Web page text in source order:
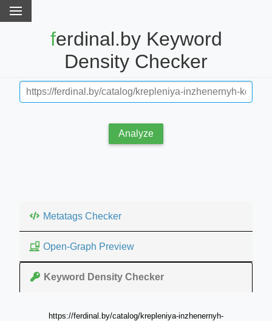
ferdinal.by Keyword
Density Checker
Analyze
Metatags Checker
Open-Graph Preview
Keyword Density Checker
https://ferdinal.by/catalog/krepleniya-inzhenernyh-